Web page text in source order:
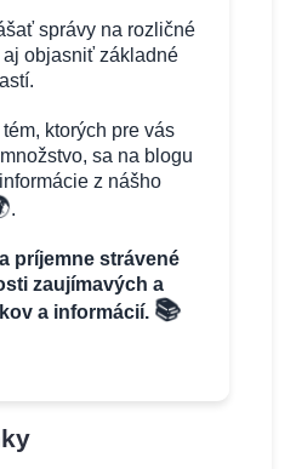
správy na rozličné
aj objasniť základné
ktorých pre vás
sa na blogu
z nášho
.
príjemne strávené
zaujímavých a
a informácií. 📚